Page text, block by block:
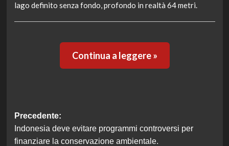
lago definito senza fondo, profondo in realtà 64 metri.
Continua a leggere »
Navigazione
articolo
Precedente:
Indonesia deve evitare programmi controversi per
finanziare la conservazione ambientale.